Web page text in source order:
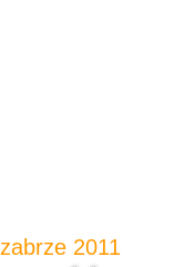
zabrze 2011